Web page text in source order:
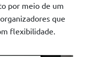
por meio de um
que
flexibilidade.